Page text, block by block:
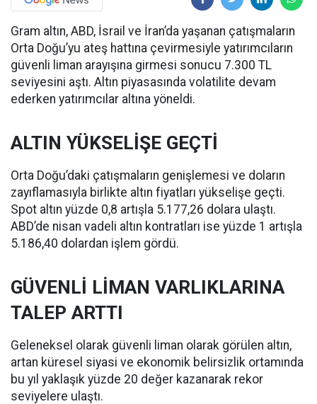
Gram altın, ABD, İsrail ve İran’da yaşanan çatışmaların
Orta Doğu’yu ateş hattına çevirmesiyle yatırımcıların
güvenli liman arayışına girmesi sonucu 7.300 TL
seviyesini aştı. Altın piyasasında volatilite devam
ederken yatırımcılar altına yöneldi.
ALTIN YÜKSELİŞE GEÇTİ
Orta Doğu’daki çatışmaların genişlemesi ve doların
zayıflamasıyla birlikte altın fiyatları yükselişe geçti.
Spot altın yüzde 0,8 artışla 5.177,26 dolara ulaştı.
ABD’de nisan vadeli altın kontratları ise yüzde 1 artışla
5.186,40 dolardan işlem gördü.
GÜVENLİ LİMAN VARLIKLARINA
TALEP ARTTI
Geleneksel olarak güvenli liman olarak görülen altın,
artan küresel siyasi ve ekonomik belirsizlik ortamında
bu yıl yaklaşık yüzde 20 değer kazanarak rekor
seviyelere ulaştı.